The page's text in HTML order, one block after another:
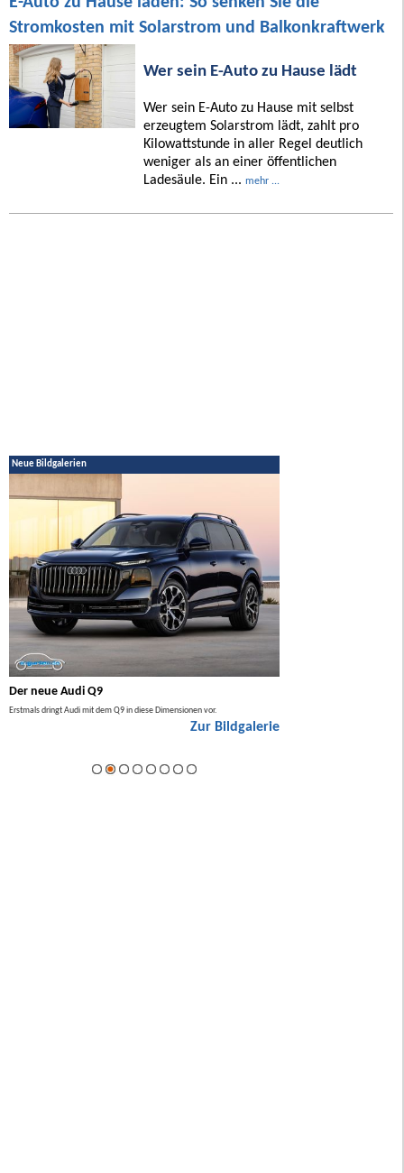
Stromkosten mit Solarstrom und Balkonkraftwerk
Wer sein E-Auto zu Hause lädt
Wer sein E-Auto zu Hause mit selbst
erzeugtem Solarstrom lädt, zahlt pro
Kilowattstunde in aller Regel deutlich
weniger als an einer öffentlichen
Ladesäule. Ein ... mehr ...
Neue Bildgalerien
Der neue Audi Q9
Erstmals dringt Audi mit dem Q9 in diese Dimensionen vor.
Zur Bildgalerie